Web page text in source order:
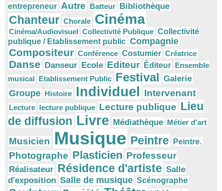
entrepreneur Autre Batteur Bibliothèque
Chanteur Chorale Cinéma
Cinéma/Audiovisuel Collectivité Publique Collectivité
publique / Etablissement public Compagnie
Compositeur Conférence Costumier Créatrice
Danse Danseur Ecole Editeur Éditeur Ensemble
musical Etablissement Public Festival Galerie
Groupe Histoire Individuel Intervenant
Lecture lecture publique Lecture publique Lieu
de diffusion Livre Médiathèque Métier d'art
Musicien Musique Peintre Peintre.
Photographe Plasticien Professeur
Réalisateur Résidence d'artiste Salle
d'exposition Salle de musique Scénographe